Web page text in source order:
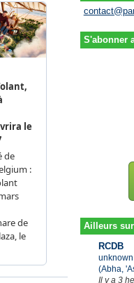
S'abonner
Ailleurs
RCDB
(Abha,
Il y a 3